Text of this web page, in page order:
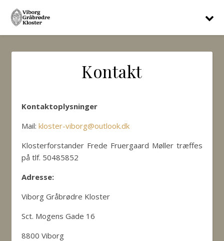
Kontakt
Kontaktoplysninger
Mail: kloster-viborg@outlook.dk
Klosterforstander Frede Fruergaard Møller træffes
på tlf. 50485852
Adresse:
Viborg Gråbrødre Kloster
Sct. Mogens Gade 16
8800 Viborg